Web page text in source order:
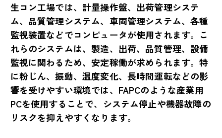
生コン工場では、計量操作盤、出荷管理システ
ム、品質管理システム、車両管理システム、各種
監視装置などでコンピュータが使用されます。こ
れらのシステムは、製造、出荷、品質管理、設備
監視に関わるため、安定稼働が求められます。特
に粉じん、振動、温度変化、長時間運転などの影
響を受けやすい環境では、FAPCのような産業用
PCを使用することで、システム停止や機器故障の
リスクを抑えやすくなります。